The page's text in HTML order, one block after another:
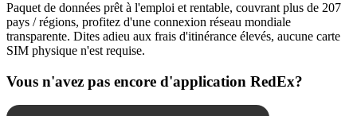
Paquet de données prêt à l'emploi et rentable, couvrant plus de 207
pays / régions, profitez d'une connexion réseau mondiale
transparente. Dites adieu aux frais d'itinérance élevés, aucune carte
SIM physique n'est requise.
Vous n'avez pas encore d'application RedEx?